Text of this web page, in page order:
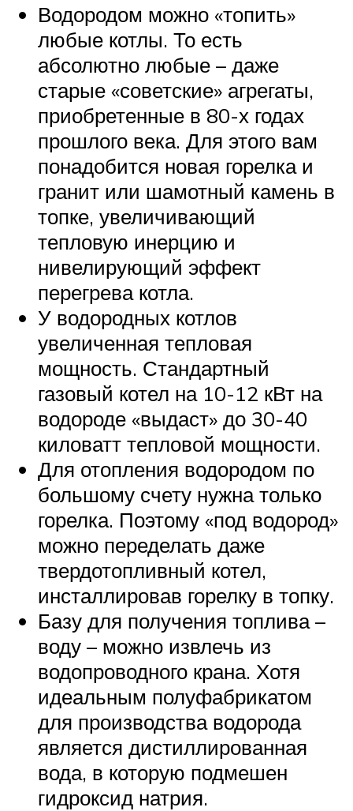
Водородом можно «топить»
любые котлы. То есть
абсолютно любые – даже
старые «советские» агрегаты,
приобретенные в 80-х годах
прошлого века. Для этого вам
понадобится новая горелка и
гранит или шамотный камень в
топке, увеличивающий
тепловую инерцию и
нивелирующий эффект
перегрева котла.
У водородных котлов
увеличенная тепловая
мощность. Стандартный
газовый котел на 10-12 кВт на
водороде «выдаст» до 30-40
киловатт тепловой мощности.
Для отопления водородом по
большому счету нужна только
горелка. Поэтому «под водород»
можно переделать даже
твердотопливный котел,
инсталлировав горелку в топку.
Базу для получения топлива –
воду – можно извлечь из
водопроводного крана. Хотя
идеальным полуфабрикатом
для производства водорода
является дистиллированная
вода, в которую подмешен
гидроксид натрия.